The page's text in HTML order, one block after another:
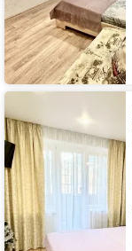
Апартаменты
3-
х.комнатные
квартиры
Ледового
Дворца
Спорта